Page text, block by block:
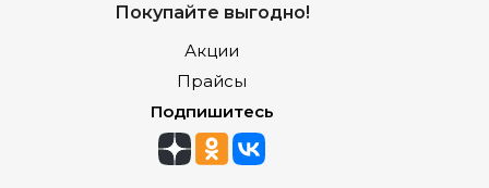
Покупайте выгодно!
Акции
Прайсы
Подпишитесь